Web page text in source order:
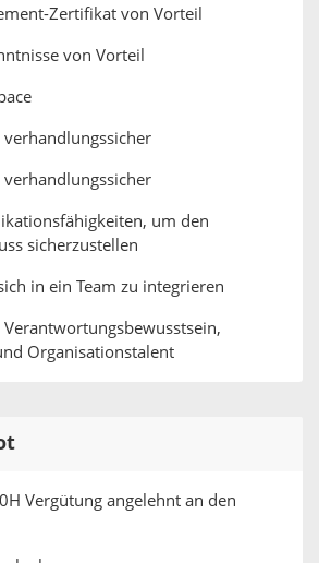
Zertifikat von Vorteil
von Vorteil
verhandlungssicher
um den
sicherzustellen
in ein Team zu integrieren
Verantwortungsbewusstsein,
Organisationstalent
Vergütung angelehnt an den